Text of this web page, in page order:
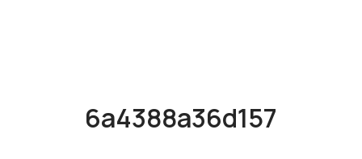
6a4388a36d157